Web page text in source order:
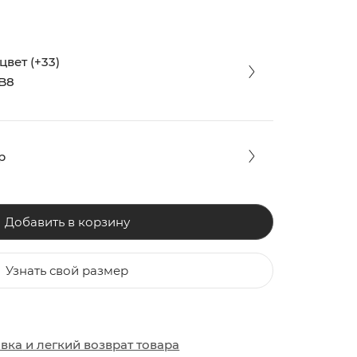
ОБУВЬ
ОБУВЬ
(+33)
Добавить в корзину
Узнать свой размер
илегкий возврат товара